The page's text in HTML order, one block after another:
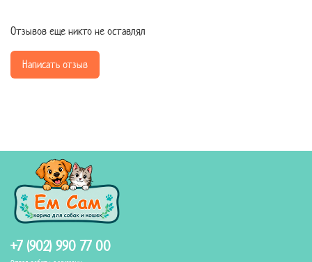
Отзывов еще никто не оставлял
Написать отзыв
+7 (902) 990 77 00